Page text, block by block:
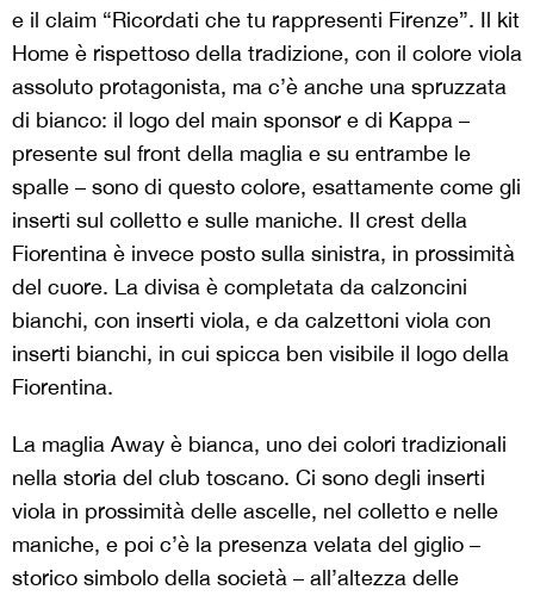
e il claim “Ricordati che tu rappresenti Firenze”. Il kit
Home è rispettoso della tradizione, con il colore viola
assoluto protagonista, ma c’è anche una spruzzata
di bianco: il logo del main sponsor e di Kappa –
presente sul front della maglia e su entrambe le
spalle – sono di questo colore, esattamente come gli
inserti sul colletto e sulle maniche. Il crest della
Fiorentina è invece posto sulla sinistra, in prossimità
del cuore. La divisa è completata da calzoncini
bianchi, con inserti viola, e da calzettoni viola con
inserti bianchi, in cui spicca ben visibile il logo della
Fiorentina.
La maglia Away è bianca, uno dei colori tradizionali
nella storia del club toscano. Ci sono degli inserti
viola in prossimità delle ascelle, nel colletto e nelle
maniche, e poi c’è la presenza velata del giglio –
storico simbolo della società – all’altezza delle